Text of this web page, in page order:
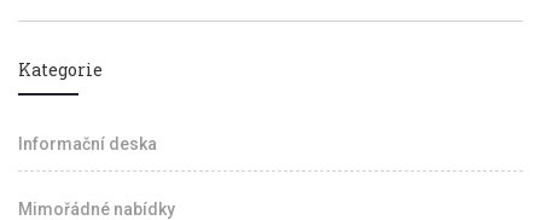
Kategorie
Informační deska
Mimořádné nabídky